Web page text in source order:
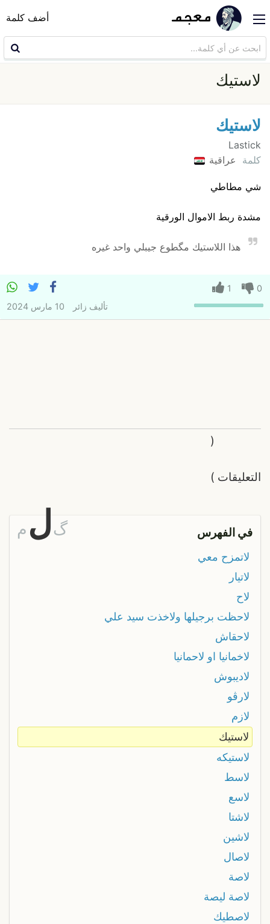
أضف كلمة
لاستيك
لاستيك
Lastick
كلمة
عراقية
شي مطاطي
مشدة ربط الاموال الورقية
هذا اللاستيك مگطوع جيبلي واحد غيره
0
1
تأليف زائر 10 مارس 2024
التعليقات
(
)
في الفهرس گل م
لاتمزح معي
لاتيار
لاح
لاحظت برجيلها ولاخذت سيد علي
لاحقاش
لاخمانیا او لاحمانیا
لاديبوش
لارڨو
لازم
لاستيك
لاستيكه
لاسط
لاسع
لاشتا
لاشين
لاصال
لاصة
لاصة ليصة
لاصطيك